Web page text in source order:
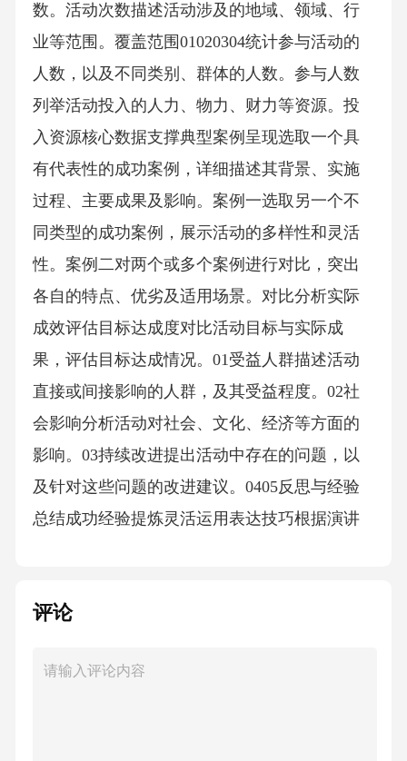
数。活动次数描述活动涉及的地域、领域、行
业等范围。覆盖范围01020304统计参与活动的
人数，以及不同类别、群体的人数。参与人数
列举活动投入的人力、物力、财力等资源。投
入资源核心数据支撑典型案例呈现选取一个具
有代表性的成功案例，详细描述其背景、实施
过程、主要成果及影响。案例一选取另一个不
同类型的成功案例，展示活动的多样性和灵活
性。案例二对两个或多个案例进行对比，突出
各自的特点、优劣及适用场景。对比分析实际
成效评估目标达成度对比活动目标与实际成
果，评估目标达成情况。01受益人群描述活动
直接或间接影响的人群，及其受益程度。02社
会影响分析活动对社会、文化、经济等方面的
影响。03持续改进提出活动中存在的问题，以
及针对这些问题的改进建议。0405反思与经验
总结成功经验提炼灵活运用表达技巧根据演讲
中，通过具体案例和实践经验来阐述观点，增
践精心准备提前进行充分准备，包括收集资
评论